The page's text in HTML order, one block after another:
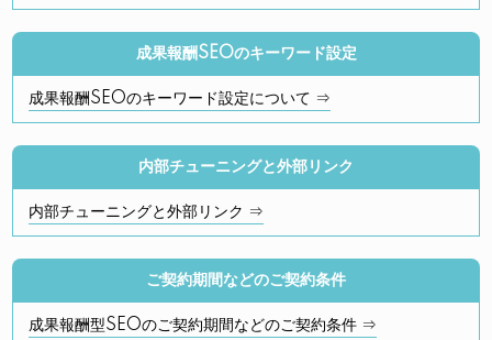
成果報酬SEOのキーワード設定
成果報酬SEOのキーワード設定について ⇒
内部チューニングと外部リンク
内部チューニングと外部リンク ⇒
ご契約期間などのご契約条件
成果報酬型SEOのご契約期間などのご契約条件 ⇒